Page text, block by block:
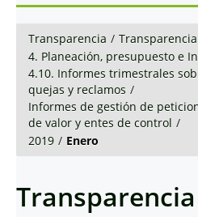
Transparencia / Transparencia
4. Planeación, presupuesto e
4.10. Informes trimestrales
quejas y reclamos /
Informes de gestión de
de valor y entes de control /
2019 / Enero
Transparencia